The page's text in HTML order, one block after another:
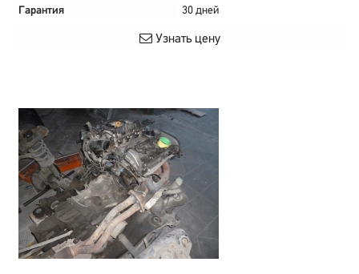
Гарантия
30 дней
Узнать цену